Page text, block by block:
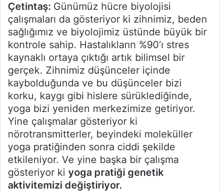
Çetintaş: Günümüz hücre biyolojisi
çalışmaları da gösteriyor ki zihnimiz, beden
sağlığımız ve biyolojimiz üstünde büyük bir
kontrole sahip. Hastalıkların %90’ı stres
kaynaklı ortaya çıktığı artık bilimsel bir
gerçek. Zihnimiz düşünceler içinde
kaybolduğunda ve bu düşünceler bizi
korku, kaygı gibi hislere sürüklediğinde,
yoga bizi yeniden merkezimize getiriyor.
Yine çalışmalar gösteriyor ki
nörotransmitterler, beyindeki moleküller
yoga pratiğinden sonra ciddi şekilde
etkileniyor. Ve yine başka bir çalışma
gösteriyor ki yoga pratiği genetik
aktivitemizi değiştiriyor.